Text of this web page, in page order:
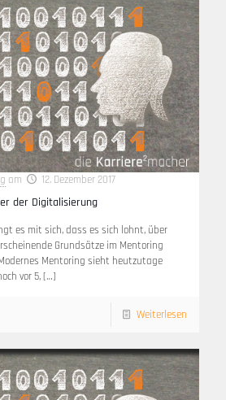
am 12. Dezember 2017
der Digitalisierung
es mit sich, dass es sich lohnt, über
Grundsätze im Mentoring
Mentoring sieht heutzutage
vor 5,[…]
Weiterlesen